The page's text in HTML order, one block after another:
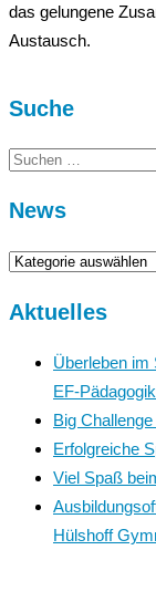
das gelungene
Austausch.
Suche
Suchen
News
News
Aktuelles
Überleben im
EF-
Big
Erfolgreiche
Viel Spaß
Hülshoff